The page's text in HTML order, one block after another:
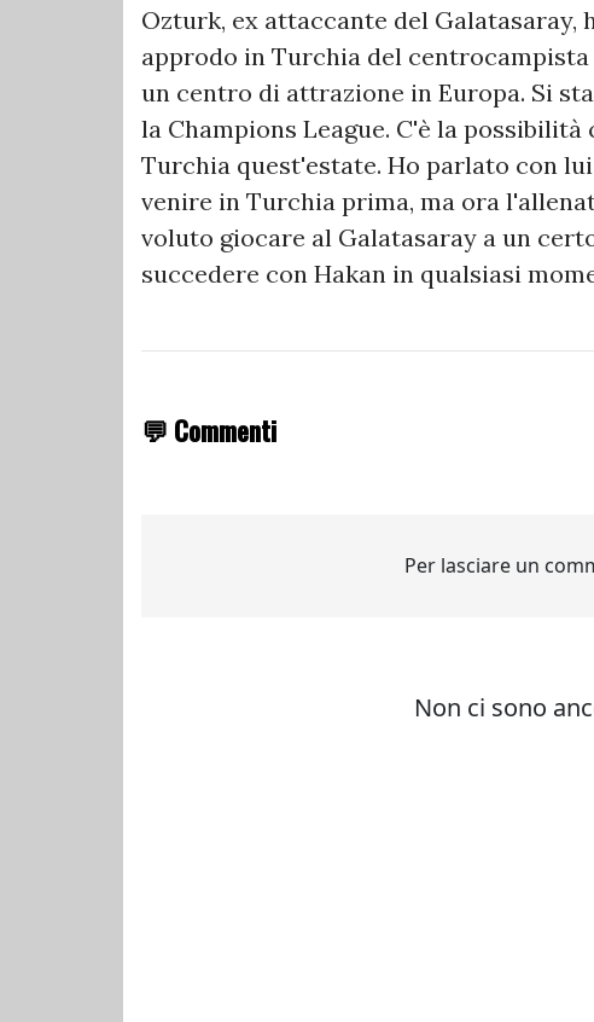
Ozturk, ex attaccante del
approdo in Turchia del
un centro di attrazione in Europa. Si
la Champions League. C'è la possibilità
Turchia quest'estate. Ho parlato con
venire in Turchia prima, ma ora
voluto giocare al Galatasaray a un
succedere con Hakan in qualsiasi
💬 Commenti